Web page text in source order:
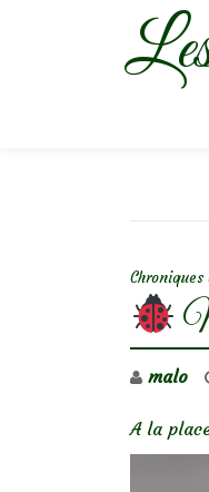
malo
A la